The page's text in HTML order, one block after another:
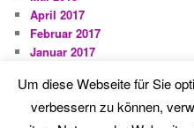
April 2017
Februar 2017
Januar 2017
August 2016
Um diese Webseite für Sie
verbessern zu können,